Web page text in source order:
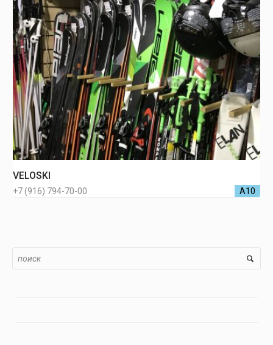
VELOSKI
А10
+7 (916) 794-70-00